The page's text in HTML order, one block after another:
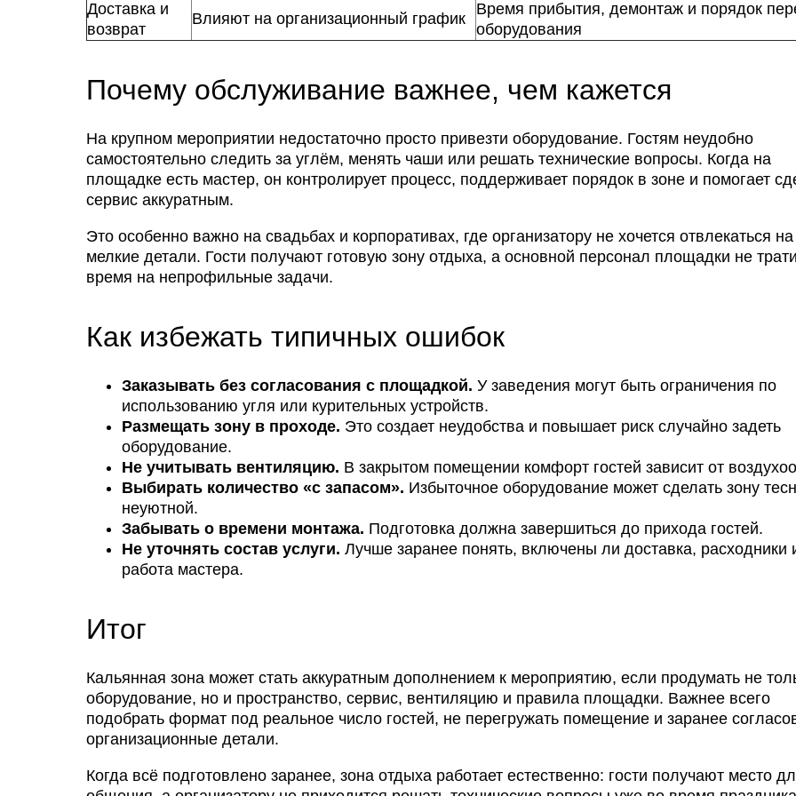
Доставка и
возврат
Влияют на организационный график
Время прибытия, демонтаж и порядок
оборудования
Почему обслуживание важнее, чем кажется
На крупном мероприятии недостаточно просто привезти оборудование. Гостям неудобно
самостоятельно следить за углём, менять чаши или решать технические вопросы. Когда на
площадке есть мастер, он контролирует процесс, поддерживает порядок в зоне и помогает
сервис аккуратным.
Это особенно важно на свадьбах и корпоративах, где организатору не хочется отвлекаться на
мелкие детали. Гости получают готовую зону отдыха, а основной персонал площадки не
время на непрофильные задачи.
Как избежать типичных ошибок
Заказывать без согласования с площадкой. У заведения могут быть ограничения по
использованию угля или курительных устройств.
Размещать зону в проходе. Это создает неудобства и повышает риск случайно задеть
оборудование.
Не учитывать вентиляцию. В закрытом помещении комфорт гостей зависит от
Выбирать количество «с запасом». Избыточное оборудование может сделать зону
неуютной.
Забывать о времени монтажа. Подготовка должна завершиться до прихода гостей.
Не уточнять состав услуги. Лучше заранее понять, включены ли доставка, расходники
работа мастера.
Итог
Кальянная зона может стать аккуратным дополнением к мероприятию, если продумать не
оборудование, но и пространство, сервис, вентиляцию и правила площадки. Важнее всего
подобрать формат под реальное число гостей, не перегружать помещение и заранее
организационные детали.
Когда всё подготовлено заранее, зона отдыха работает естественно: гости получают место